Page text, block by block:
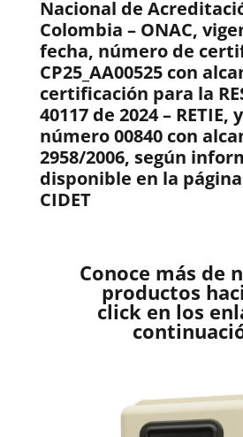
Nacional de
Colombia – ONAC,
fecha, número de
CP25_AA00525 con
certificación para la
40117 de 2024 –
número 00840 con
2958/2006, según
disponible en la
CIDET
Conoce más de
productos
click en los